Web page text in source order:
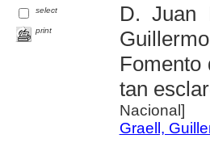
select
print
D. Juan
tan
Nacional]
Graell,